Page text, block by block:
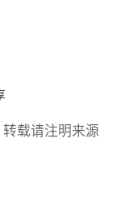
转载请注明来源